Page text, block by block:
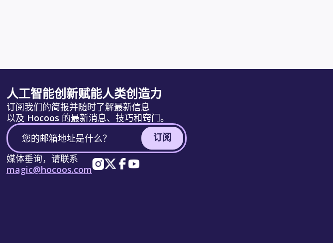
人工智能创新赋能人类创造力
订阅我们的简报并随时了解最新信息
以及 Hocoos 的最新消息、技巧和窍门。
订阅
媒体垂询，请联系
magic@hocoos.com